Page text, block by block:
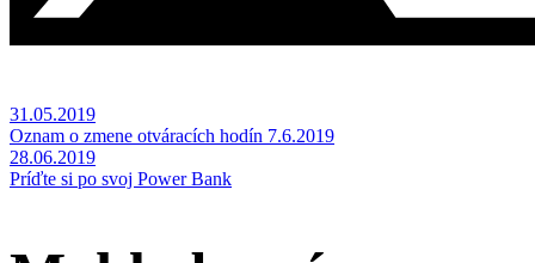
31.05.2019
Oznam o zmene otváracích hodín 7.6.2019
28.06.2019
Príďte si po svoj Power Bank